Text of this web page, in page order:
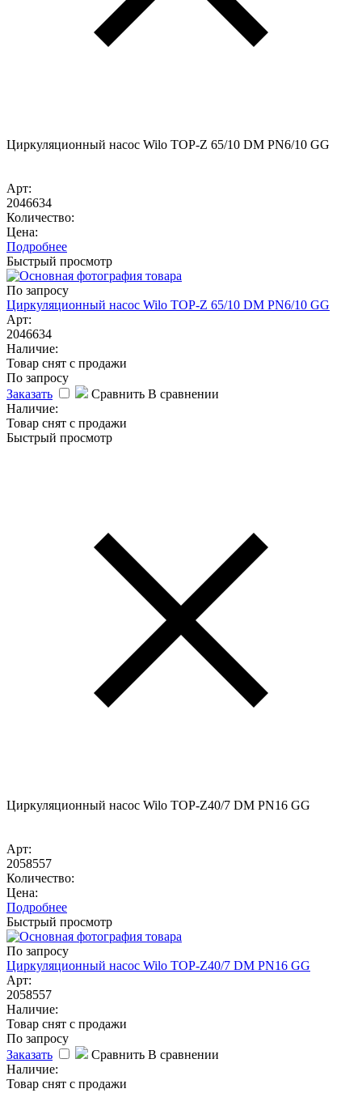
Циркуляционный насос Wilo TOP-Z 65/10 DM PN6/10 GG
Арт:
2046634
Количество:
Цена:
Подробнее
Быстрый просмотр
По запросу
Циркуляционный насос Wilo TOP-Z 65/10 DM PN6/10 GG
Арт:
2046634
Наличие:
Товар снят с продажи
По запросу
Заказать
Сравнить В сравнении
Наличие:
Товар снят с продажи
Быстрый просмотр
Циркуляционный насос Wilo TOP-Z40/7 DM PN16 GG
Арт:
2058557
Количество:
Цена:
Подробнее
Быстрый просмотр
По запросу
Циркуляционный насос Wilo TOP-Z40/7 DM PN16 GG
Арт:
2058557
Наличие:
Товар снят с продажи
По запросу
Заказать
Сравнить В сравнении
Наличие:
Товар снят с продажи